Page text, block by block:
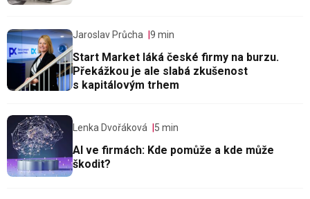
Jaroslav Průcha 9 min
Start Market láká české firmy na burzu.
Překážkou je ale slabá zkušenost
s kapitálovým trhem
Lenka Dvořáková 5 min
AI ve firmách: Kde pomůže a kde může
škodit?